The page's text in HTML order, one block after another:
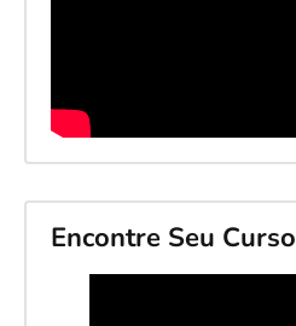
Encontre Seu Curso